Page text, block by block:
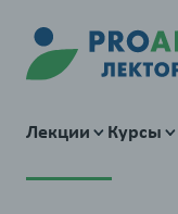
Лекции Курсы